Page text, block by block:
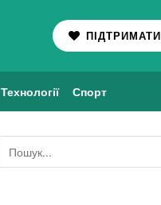
ПІДТРИМАТИ
Технології Спорт